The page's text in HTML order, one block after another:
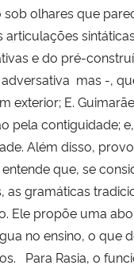
olhares que
e do pré-
 mas -,
exterior; E.
pela contiguidade;
Além disso,
que, se
as gramáticas
Ele propõe uma
no ensino, o que
Para Rasia, o